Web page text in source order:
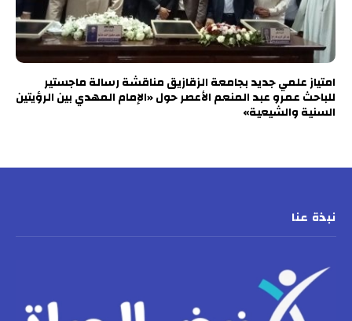
امتياز علمي جديد بجامعة الزقازيق مناقشة رسالة ماجستير
للباحث عمرو عبد المنعم الأعصر حول «الإمام المهدي بين الرؤيتين
السنية والشيعية»
نبذة عنا